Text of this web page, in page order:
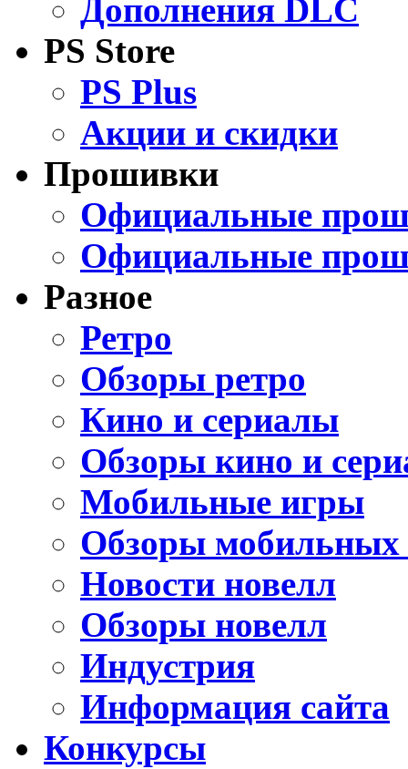
Дополнения DLC
PS Store
PS Plus
Акции и скидки
Прошивки
Официальные
Официальные
Разное
Ретро
Обзоры ретро
Кино и сериалы
Обзоры кино и
Мобильные игры
Обзоры мобильных
Новости новелл
Обзоры новелл
Индустрия
Информация сайта
Конкурсы